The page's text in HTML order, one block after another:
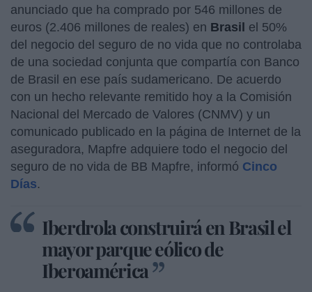
anunciado que ha comprado por 546 millones de
euros (2.406 millones de reales) en Brasil el 50%
del negocio del seguro de no vida que no controlaba
de una sociedad conjunta que compartía con Banco
de Brasil en ese país sudamericano. De acuerdo
con un hecho relevante remitido hoy a la Comisión
Nacional del Mercado de Valores (CNMV) y un
comunicado publicado en la página de Internet de la
aseguradora, Mapfre adquiere todo el negocio del
seguro de no vida de BB Mapfre, informó Cinco
Días.
Iberdrola construirá en Brasil el
mayor parque eólico de
Iberoamérica